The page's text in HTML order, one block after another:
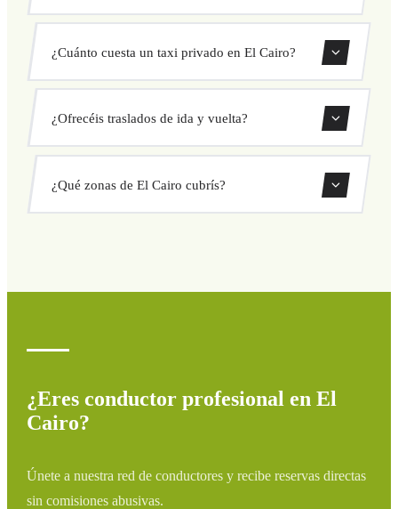
Usa nuestro formulario de reserva para buscar y confirmar
tu traslado al instante. Elige recogida y destino, selecciona
¿Cuánto cuesta un taxi privado en El Cairo?
Nuestros traslados privados en El Cairo tienen precio fijo
cerrado antes de salir. Sin cargos ocultos ni sorpresas.
¿Ofrecéis traslados de ida y vuelta?
directamente desde nuestro sistema de reservas.
¿Qué zonas de El Cairo cubrís?
¿Eres conductor profesional en El
Cairo?
Únete a nuestra red de conductores y recibe reservas directas
sin comisiones abusivas.